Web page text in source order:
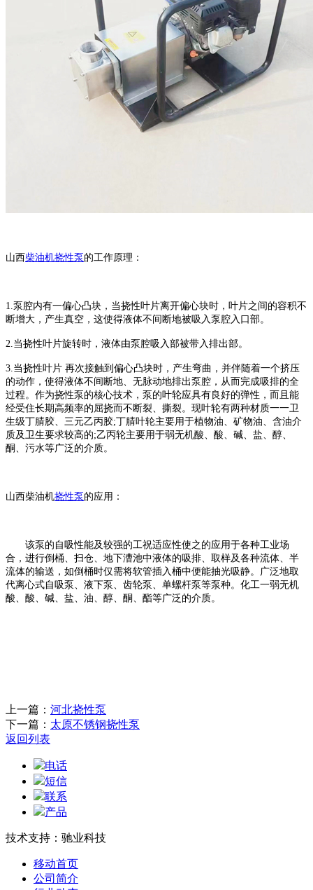
山西柴油机挠性泵 的工作原理：
1.泵腔内有一偏心凸块，当挠性叶片离开偏心块时，叶片之间的容积不
断增大，产生真空，这使得液体不间断地被吸入泵腔入口部。
2.当挠性叶片旋转时，液体由泵腔吸入部被带入排出部。
3.当挠性叶片 再次接触到偏心凸块时，产生弯曲，并伴随着一个挤压
的动作，使得液体不间断地、无脉动地排出泵腔，从而完成吸排的全
过程。作为挠性泵的核心技术，泵的叶轮应具有良好的弹性，而且能
经受住长期高频率的屈挠而不断裂、撕裂。现叶轮有两种材质一一卫
生级丁腈胶、三元乙丙胶;丁腈叶轮主要用于植物油、矿物油、含油介
质及卫生要求较高的;乙丙轮主要用于弱无机酸、酸、碱、盐、醇、
酮、污水等广泛的介质。
山西柴油机挠性泵 的应用：
该泵的自吸性能及较强的工祝适应性使之的应用于各种工业场
合，进行倒桶、扫仓、地下漕池中液体的吸排、取样及各种流体、半
流体的输送，如倒桶时仅需将软管插入桶中便能抽光吸静。广泛地取
代离心式自吸泵、液下泵、齿轮泵、单螺杆泵等泵种。化工一弱无机
酸、酸、碱、盐、油、醇、酮、酯等广泛的介质。
上一篇： 河北挠性泵
下一篇： 太原不锈钢挠性泵
返回列表
电话
短信
联系
产品
技术支持：驰业科技
移动首页
公司简介